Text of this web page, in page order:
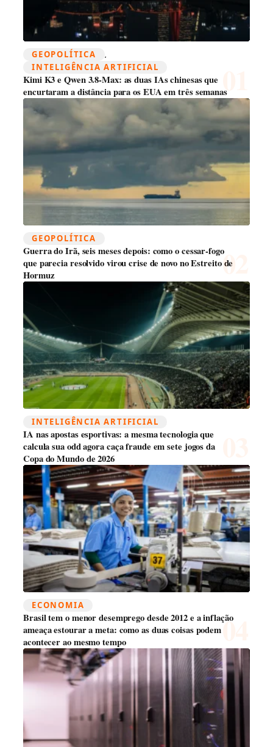
GEOPOLÍTICA ,
INTELIGÊNCIA ARTIFICIAL
Kimi K3 e Qwen 3.8-Max: as duas IAs chinesas que
encurtaram a distância para os EUA em três semanas
GEOPOLÍTICA
Guerra do Irã, seis meses depois: como o cessar-fogo
que parecia resolvido virou crise de novo no Estreito de
Hormuz
INTELIGÊNCIA ARTIFICIAL
IA nas apostas esportivas: a mesma tecnologia que
calcula sua odd agora caça fraude em sete jogos da
Copa do Mundo de 2026
ECONOMIA
Brasil tem o menor desemprego desde 2012 e a inflação
ameaça estourar a meta: como as duas coisas podem
acontecer ao mesmo tempo